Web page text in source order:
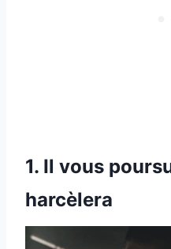
1. Il vous
harcèlera